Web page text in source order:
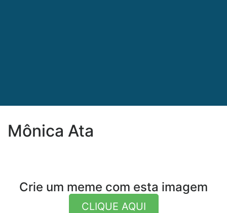
Mônica Ata
Crie um meme com esta imagem
CLIQUE AQUI